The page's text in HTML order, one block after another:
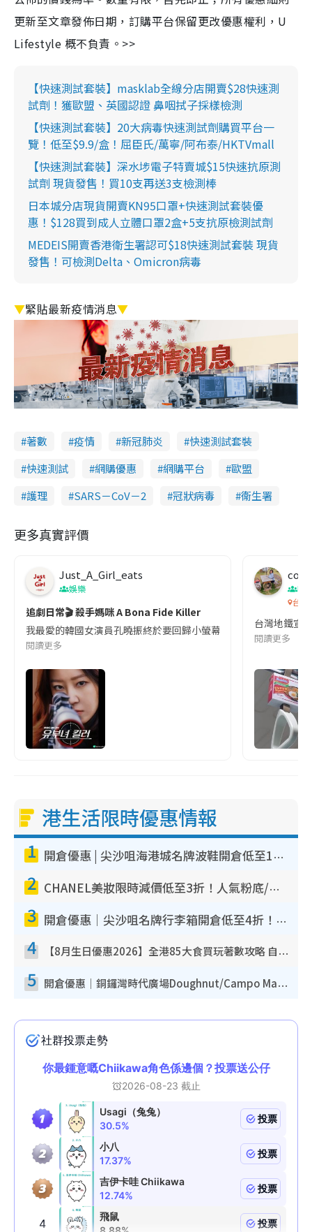
更新至文章發佈日期，訂購平台保留更改優惠權利，U
Lifestyle 概不負責。>>
【快速測試套裝】masklab全線分店開賣$28快速測
試劑！獲歐盟、英國認證 鼻咽拭子採樣檢測
【快速測試套裝】20大病毒快速測試劑購買平台一
覽！低至$9.9/盒！屈臣氏/萬寧/阿布泰/HKTVmall
【快速測試套裝】深水埗電子特賣城$15快速抗原測
試劑 現貨發售！買10支再送3支檢測棒
日本城分店現貨開賣KN95口罩+快速測試套裝優
惠！$128買到成人立體口罩2盒+5支抗原檢測試劑
MEDEIS開賣香港衛生署認可$18快速測試套裝 現貨
發售！可檢測Delta、Omicron病毒
▼緊貼最新疫情消息▼
著數 疫情 新冠肺炎
快速測試套裝
快速測試
網購優惠 網購平台
歐盟
護理
SARS－CoV－2 冠狀病毒 衞生署
更多真實評價
Just_A_Girl_eats
娛樂
追劇日常🎬 殺手媽咪 A Bona Fide Killer
我最愛的韓國女演員孔曉振終於要回歸小螢幕啦!這次的劇本改編
閱讀更多
co
吹
台灣
台灣地鐵宣
閱讀更多
港生活限時優惠情報
1 開倉優惠 | 尖沙咀海港城名牌波鞋開倉低至1折！On鞋$899起／Joy&Peace鞋履$98起
2 CHANEL美妝限時減價低至3折！人氣粉底/唇膏/精華液低至$275！COCO香水都有平
3 開倉優惠｜尖沙咀名牌行李箱開倉低至4折！一連5日 American Tourister/ace./Hallmark $200起！
4 【8月生日優惠2026】全港85大食買玩著數攻略 自助餐/火鍋放題同行免費＋誠品/DONKI送現金券
5 開倉優惠｜銅鑼灣時代廣場Doughnut/Campo Marzio開倉低至1折！背囊、書包、手袋劈價$200起